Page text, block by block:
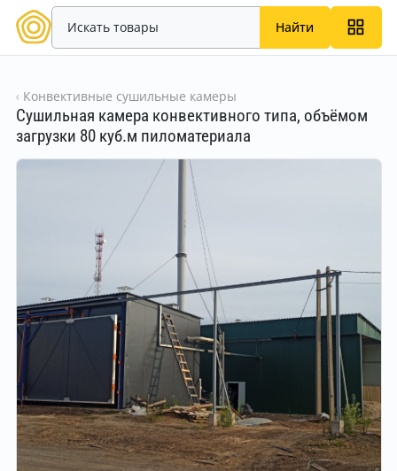
Найти
Конвективные сушильные камеры
Сушильная камера конвективного типа, объёмом
загрузки 80 куб.м пиломатериала